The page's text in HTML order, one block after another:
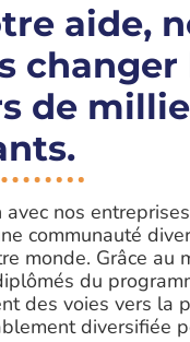
aide,
changer
de
nos
communauté
monde. Grâce au
du
des voies vers la
diversifiée